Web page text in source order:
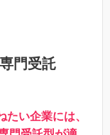
門受託
い企業には、